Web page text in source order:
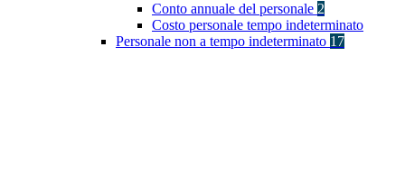
Conto annuale del personale 2
Costo personale tempo indeterminato
Personale non a tempo indeterminato 17